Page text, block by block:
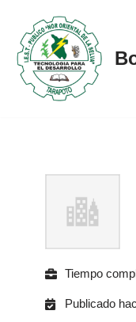
Saltar
al
contenido
Tiempo
Publicado